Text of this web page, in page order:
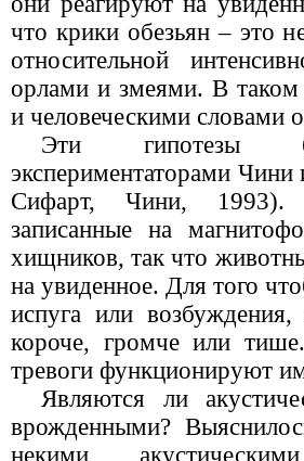
что крики обезьян – это
относительной
орлами и змеями. В таком
и человеческими словами
Эти гипотезы
экспериментаторами
Сифарт, Чини, 1993).
записанные на
хищников, так что
на увиденное. Для того
испуга или
короче, громче или
тревоги функционируют
Являются ли
врожденными?
некими